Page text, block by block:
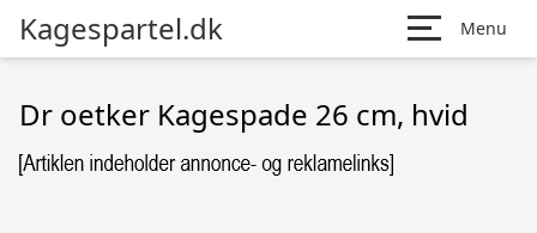
Kagespartel.dk Menu
Dr oetker Kagespade 26 cm, hvid